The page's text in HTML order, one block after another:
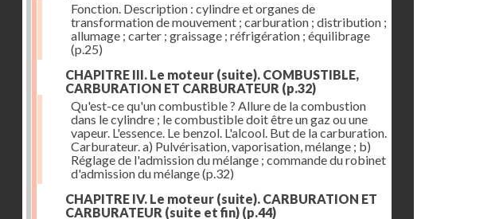
Fonction. Description : cylindre et organes de
transformation de mouvement ; carburation ; distribution ;
allumage ; carter ; graissage ; réfrigération ; équilibrage
(p.25)
CHAPITRE III. Le moteur (suite). COMBUSTIBLE,
CARBURATION ET CARBURATEUR (p.32)
Qu'est-ce qu'un combustible ? Allure de la combustion
dans le cylindre ; le combustible doit être un gaz ou une
vapeur. L'essence. Le benzol. L'alcool. But de la carburation.
Carburateur. a) Pulvérisation, vaporisation, mélange ; b)
Réglage de l'admission du mélange ; commande du robinet
d'admission du mélange(p.32)
CHAPITRE IV. Le moteur (suite). CARBURATION ET
CARBURATEUR (suite et fin) (p.44)